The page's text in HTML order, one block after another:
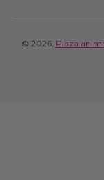
© 2026, Plaza